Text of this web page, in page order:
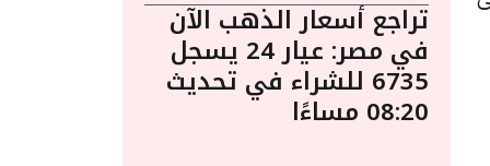
تراجع أسعار الذهب الآن
في مصر: عيار 24 يسجل
6735 للشراء في تحديث
08:20 مساءًا